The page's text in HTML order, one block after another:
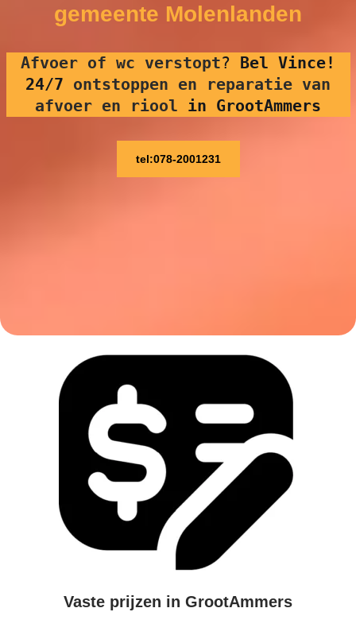
gemeente Molenlanden
Afvoer of wc verstopt? Bel Vince!
24/7 ontstoppen en reparatie van
afvoer en riool in GrootAmmers
tel:078-2001231
Vaste prijzen in GrootAmmers